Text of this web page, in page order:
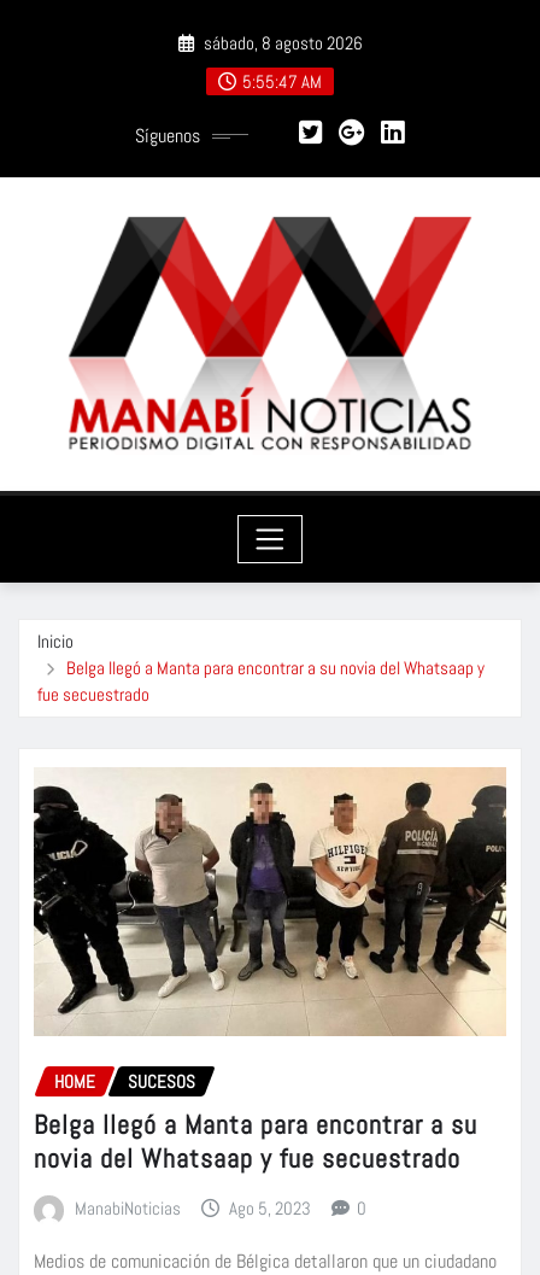
sábado, 8 agosto 2026
5:55:48 AM
Síguenos
Inicio
Belga llegó a Manta para encontrar a su novia del Whatsaap y
fue secuestrado
HOME SUCESOS
Belga llegó a Manta para encontrar a su
novia del Whatsaap y fue secuestrado
ManabiNoticias Ago 5, 2023 0
Medios de comunicación de Bélgica detallaron que un ciudadano